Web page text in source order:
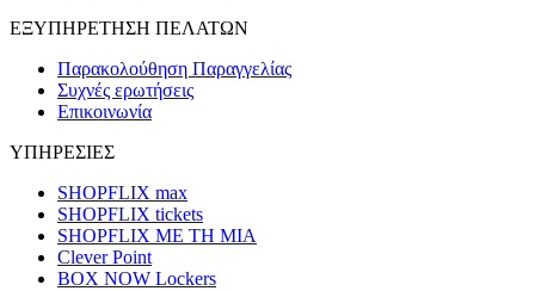
ΕΞΥΠΗΡΕΤΗΣΗ ΠΕΛΑΤΩΝ
Παρακολούθηση Παραγγελίας
Συχνές ερωτήσεις
Επικοινωνία
ΥΠΗΡΕΣΙΕΣ
SHOPFLIX max
SHOPFLIX tickets
SHOPFLIX ΜΕ ΤΗ ΜΙΑ
Clever Point
BOX NOW Lockers